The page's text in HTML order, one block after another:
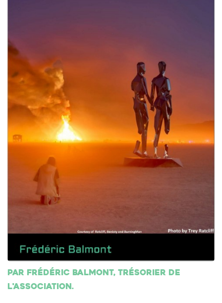
Par Frédéric Balmont, trésorier de
l'association.